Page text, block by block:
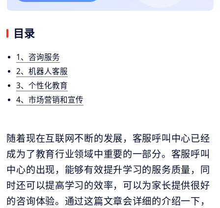
目录
1、咨询服务
2、机器人客服
3、个性化教育
4、市场营销和宣传
随着现在互联网不断的发展，客服呼叫中心已经
成为了教育行业领域中重要的一部分。客服呼叫
中心的出现，能够有效提升学习的服务质量，同
时还可以提高学习的效率，可以为家长提供很好
的咨询体验。通过这篇文章会详细的介绍一下，